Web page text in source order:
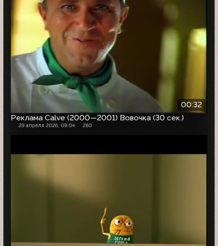
00:32
Реклама Calve (2000—2001) Вовочка (30 сек.)
29 апреля 2026, 09:04 280